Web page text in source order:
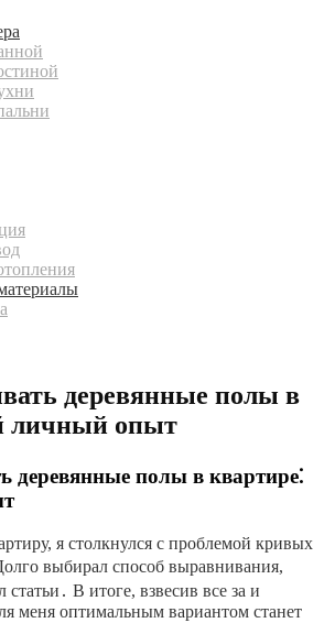
деревянные полы в
личный опыт
деревянные полы в квартире⁚
я столкнулся с проблемой кривых
выбирал способ выравнивания,
В итоге, взвесив все за и
меня оптимальным вариантом станет